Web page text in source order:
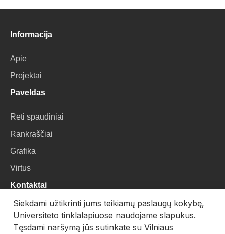
Informacija
Apie
Projektai
Paveldas
Reti spaudiniai
Rankraščiai
Grafika
Virtus
Kontaktai
VU Biblioteka
Universiteto g. 3, LT-01122, Vilnius
Siekdami užtikrinti jums teikiamų paslaugų kokybę,
Universiteto tinklalapiuose naudojame slapukus.
Tęsdami naršymą jūs sutinkate su Vilniaus